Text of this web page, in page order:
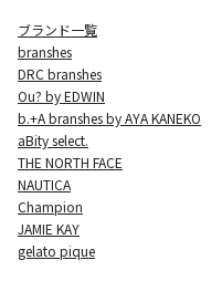
ブランド一覧
branshes
DRC branshes
Ou? by EDWIN
b.+A branshes by AYA KANEKO
aBity select.
THE NORTH FACE
NAUTICA
Champion
JAMIE KAY
gelato pique